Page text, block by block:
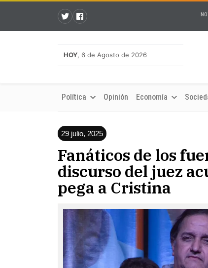
HOY, 6 de Agosto de 2026
Política Opinión Economía
29 julio, 2025
Fanáticos de los
discurso del juez
pega a Cristina